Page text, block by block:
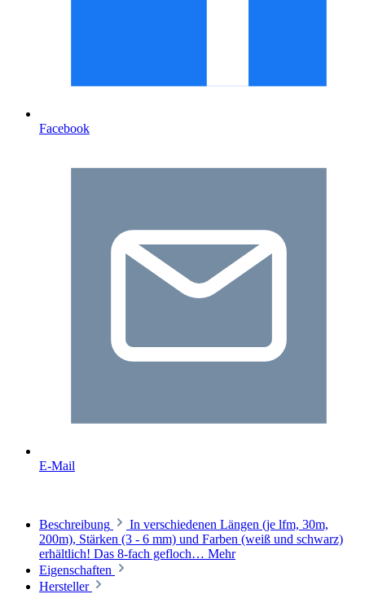
Facebook
E-Mail
Beschreibung
In verschiedenen Längen (je lfm, 30m,
200m), Stärken (3 - 6 mm) und Farben (weiß und schwarz)
erhältlich! Das 8-fach gefloch… Mehr
Eigenschaften
Hersteller